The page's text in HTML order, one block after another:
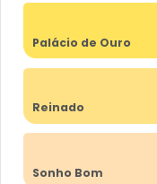
Palácio de Ouro
Reinado
Sonho Bom